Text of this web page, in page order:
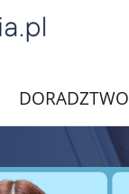
DORADZTWO